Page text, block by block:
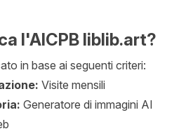
l'AICPB liblib.art?
in base ai seguenti criteri:
Visite mensili
Generatore di immagini AI